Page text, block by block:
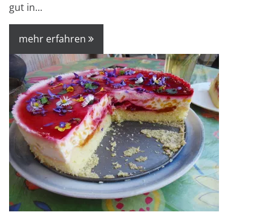
gut in...
mehr erfahren